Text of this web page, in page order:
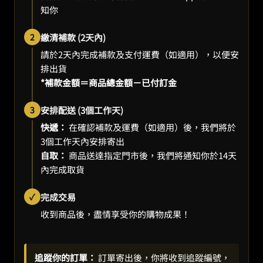
知你
2 繳清補款 (2天內)
請於2天內完成補款及支付運費（如適用），以便安
排出貨
*補款金額＝商品總金額－已付訂金
3 安排配送 (3個工作天)
快遞： 在確認補款及運費（如適用）後，我們將於
3個工作天內安排寄出
自取： 商品送達指定門市後，我們將通知你於14天
內完成取貨
✓ 完成交易
收到商品後，盡情享受你的購物成果！
追蹤你的訂單： 訂單寄出後，你將收到追蹤編號，